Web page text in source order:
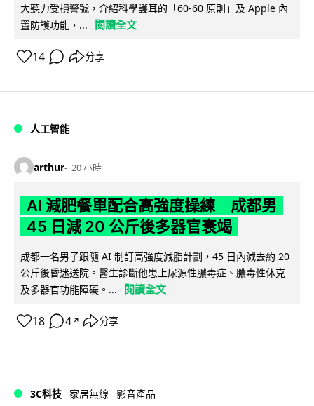
大聽力受損警號，介紹科學護耳的「60-60 原則」及 Apple 內
置防護功能，...
閱讀全文
14 分享
人工智能
arthur 20 小時
AI 減肥餐單配合高強度操練 成都男
45 日減 20 公斤後多器官衰竭
成都一名男子跟隨 AI 制訂高強度減脂計劃，45 日內減去約 20
公斤後昏迷送院。醫生診斷他患上尿源性膿毒症、膿毒性休克
及多器官功能障礙。...
閱讀全文
18 4 ↗ 分享
3C科技 家居無線 影音產品